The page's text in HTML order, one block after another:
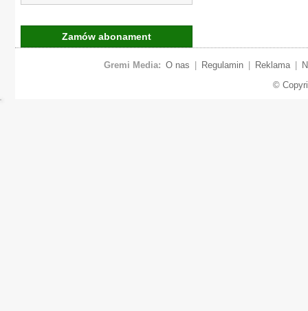
Zamów abonament
Gremi Media: O nas Regulamin Reklama
©